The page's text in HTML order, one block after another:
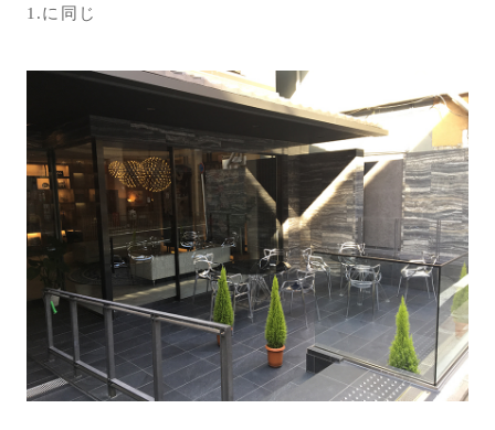
1.に同じ